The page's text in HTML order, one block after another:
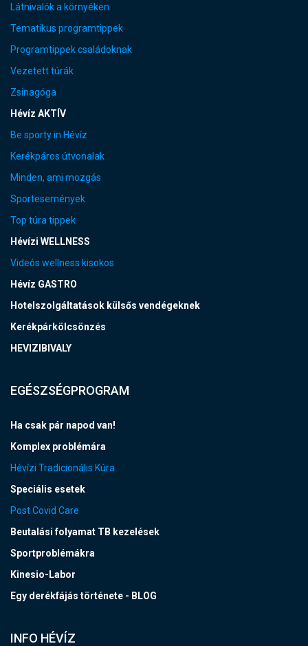
Látnivalók a környéken
Tematikus programtippek
Programtippek családoknak
Vezetett túrák
Zsinagóga
Hévíz AKTÍV
Be sporty in Hévíz
Kerékpáros útvonalak
Minden, ami mozgás
Sportesemények
Top túra tippek
Hévízi WELLNESS
Videós wellness kisokos
Hévíz GASTRO
Hotelszolgáltatások külsős vendégeknek
Kerékpárkölcsönzés
HEVIZIBIVALY
EGÉSZSÉGPROGRAM
Ha csak pár napod van!
Komplex problémára
Hévízi Tradicionális Kúra
Speciális esetek
Post Covid Care
Beutalási folyamat TB kezelések
Sportproblémákra
Kinesio-Labor
Egy derékfájás története - BLOG
INFO HÉVÍZ